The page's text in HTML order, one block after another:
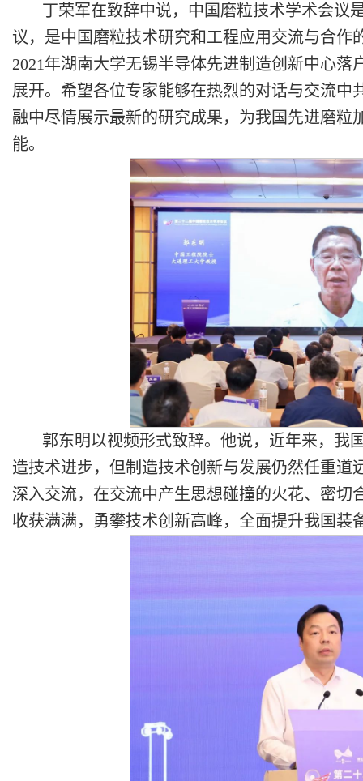
丁荣军在致辞中说，中国磨粒技术学术会议
议，是中国磨粒技术研究和工程应用交流与合作
2021年湖南大学无锡半导体先进制造创新中心
展开。希望各位专家能够在热烈的对话与交流中
融中尽情展示最新的研究成果，为我国先进磨粒
能。
郭东明以视频形式致辞。他说，近年来，我
造技术进步，但制造技术创新与发展仍然任重道
深入交流，在交流中产生思想碰撞的火花、密切
收获满满，勇攀技术创新高峰，全面提升我国装